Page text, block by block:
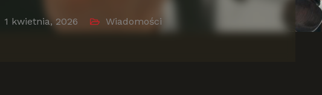
1 kwietnia, 2026 Wiadomości